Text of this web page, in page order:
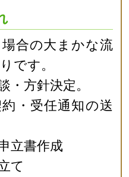
合の大まかな流
です。
方針決定。
・受任通知の送
立書作成
て